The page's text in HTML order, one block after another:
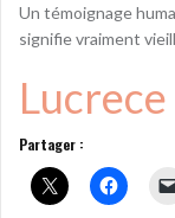
Un témoignage
signifie vraiment
Lucrece
Partager :